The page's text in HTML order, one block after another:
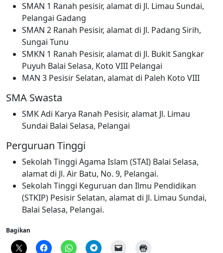
SMAN 1 Ranah pesisir, alamat di Jl. Limau Sundai,
Pelangai Gadang
SMAN 2 Ranah Pesisir, alamat di Jl. Padang Sirih,
Sungai Tunu
SMKN 1 Ranah Pesisir, alamat di Jl. Bukit Sangkar
Puyuh Balai Selasa, Koto VIII Pelangai
MAN 3 Pesisir Selatan, alamat di Paleh Koto VIII
SMA Swasta
SMK Adi Karya Ranah Pesisir, alamat Jl. Limau
Sundai Balai Selasa, Pelangai
Perguruan Tinggi
Sekolah Tinggi Agama Islam (STAI) Balai Selasa,
alamat di Jl. Air Batu, No. 9, Pelangai.
Sekolah Tinggi Keguruan dan Ilmu Pendidikan
(STKIP) Pesisir Selatan, alamat di Jl. Limau Sundai,
Balai Selasa, Pelangai.
Bagikan